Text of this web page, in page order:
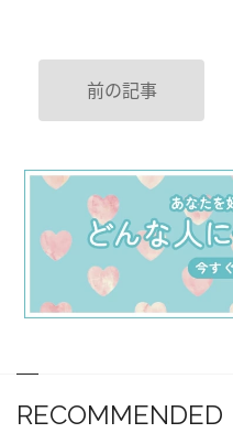
前の記事
RECOMMENDED